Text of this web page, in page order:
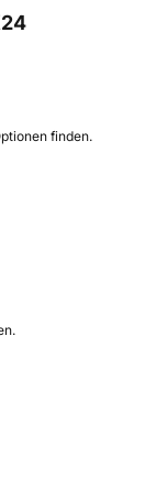
finden.